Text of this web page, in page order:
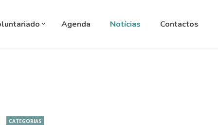
Agenda Notícias Contactos
CATEGORIAS